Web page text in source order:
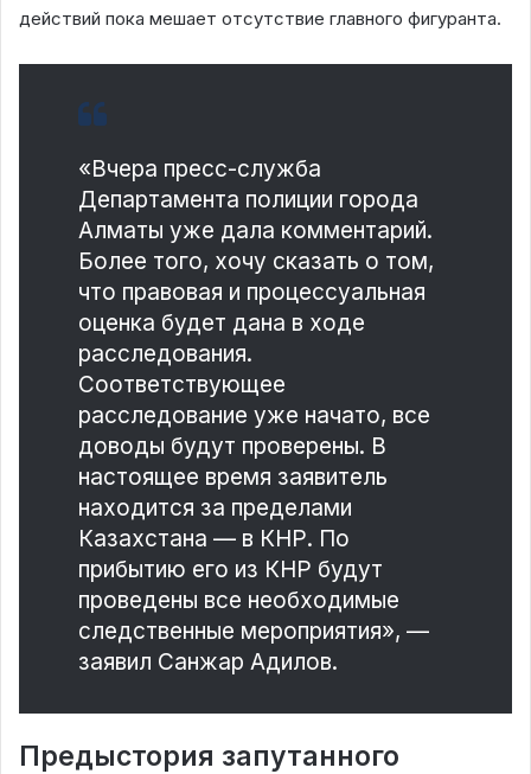
действий пока мешает отсутствие главного фигуранта.
«Вчера пресс-служба
Департамента полиции города
Алматы уже дала комментарий.
Более того, хочу сказать о том,
что правовая и процессуальная
оценка будет дана в ходе
расследования.
Соответствующее
расследование уже начато, все
доводы будут проверены. В
настоящее время заявитель
находится за пределами
Казахстана — в КНР. По
прибытию его из КНР будут
проведены все необходимые
следственные мероприятия», —
заявил Санжар Адилов.
Предыстория запутанного